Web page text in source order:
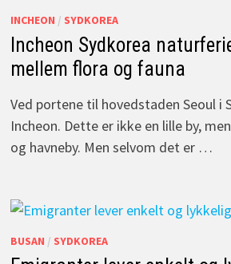
INCHEON / SYDKOREA
Incheon Sydkorea
mellem flora og fauna
Ved portene til hovedstaden Seoul i
Incheon. Dette er ikke en lille by,
og havneby. Men selvom det er …
BUSAN / SYDKOREA